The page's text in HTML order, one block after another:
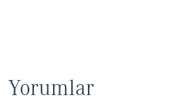
Yorumlar